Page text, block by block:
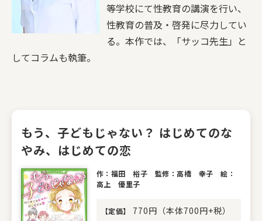
等学校にて性教育の講演を行い、
性教育の普及・啓発に尽力してい
る。本作では、「サッコ先生」と
してコラムも執筆。
もう、子どもじゃない？ はじめてのな
やみ、はじめての恋
作：福田 裕子 監修：高橋 幸子 絵：
高上 優里子
【定価】 770円（本体700円+税）